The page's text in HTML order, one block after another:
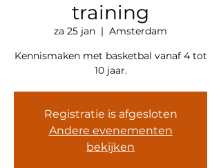
training
za 25 jan
  |
Amsterdam
Kennismaken met basketbal vanaf 4 tot
10 jaar.
Registratie is afgesloten
Andere evenementen
bekijken